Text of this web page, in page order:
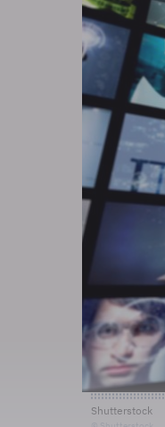
Shutterstock